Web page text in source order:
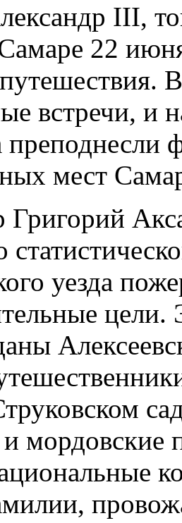
III,
22
встречи, и
преподнесли
мест
Григорий
уезда
мордовские